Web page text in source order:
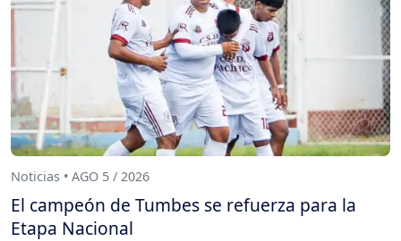
Noticias • AGO 5 / 2026
El campeón de Tumbes se refuerza para la
Etapa Nacional